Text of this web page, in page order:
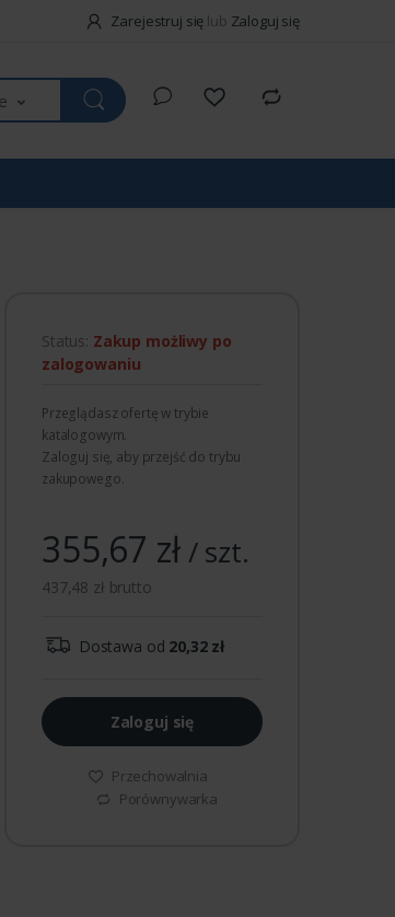
Zarejestruj się lub Zaloguj się
Status: Zakup możliwy po
zalogowaniu
Przeglądasz ofertę w trybie
katalogowym.
Zaloguj się, aby przejść do trybu
zakupowego.
355,67 zł/ szt.
437,48 zł brutto
Dostawa od 20,32 zł
Zaloguj się
Przechowalnia
Porównywarka